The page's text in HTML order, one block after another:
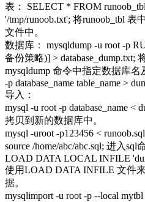
表： SELECT * FROM
'/tmp/runoob.txt'; 将runoob_tbl 表
文件中。
数据库： mysqldump -u root -p
备份策略)] > database_dump.txt;
mysqldump 命令中指定数据库名
-p database_name table_name >
导入：
mysql -u root -p database_name
拷贝到新的数据库中。
mysql -uroot -p123456 <
source /home/abc/abc.sql; 进入sql
LOAD DATA LOCAL INFILE
使用LOAD DATA INFILE 文件
据。
mysqlimport -u root -p --local